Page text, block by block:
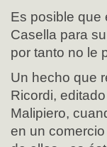
Es posible que
Casella para
por tanto no le
Un hecho que
Ricordi,
Malipiero,
en un